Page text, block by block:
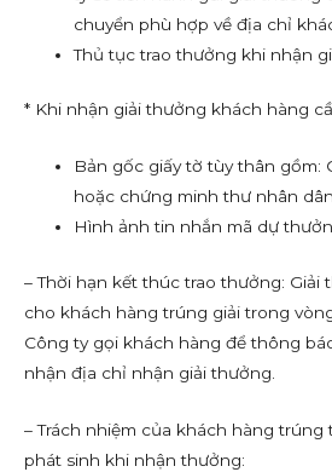
chuyển phù hợp về địa chỉ
Thủ tục trao thưởng khi nhận
* Khi nhận giải thưởng khách hàng
Bản gốc giấy tờ tùy thân gồm:
hoặc chứng minh thư nhân
Hình ảnh tin nhắn mã dự
– Thời hạn kết thúc trao thưởng: Giải
cho khách hàng trúng giải trong
Công ty gọi khách hàng để thông
nhận địa chỉ nhận giải thưởng.
– Trách nhiệm của khách hàng
phát sinh khi nhận thưởng: